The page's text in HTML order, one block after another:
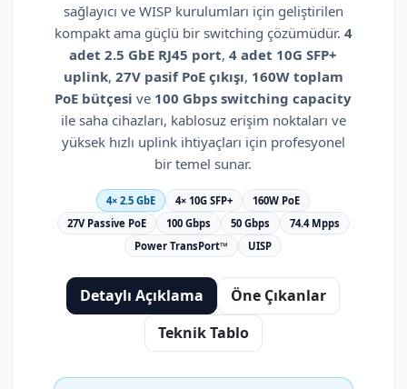
sağlayıcı ve WISP kurulumları için geliştirilen
kompakt ama güçlü bir switching çözümüdür. 4
adet 2.5 GbE RJ45 port,4 adet 10G SFP+
uplink, 27V pasif PoE çıkışı, 160W toplam
PoE bütçesi ve 100 Gbps switching capacity
ile saha cihazları, kablosuz erişim noktaları ve
yüksek hızlı uplink ihtiyaçları için profesyonel
bir temel sunar.
4× 2.5 GbE 4× 10G SFP+
160W PoE
27V Passive PoE
100 Gbps 50 Gbps
74.4 Mpps
Power TransPort™
UISP
Detaylı Açıklama
Öne Çıkanlar
Teknik Tablo